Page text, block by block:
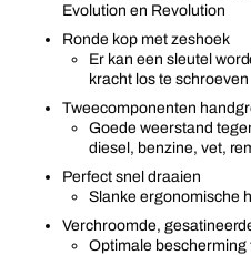
Evolution en Revolution
Ronde kop met zeshoek
Er kan een sleutel
kracht los te schroeven
Tweecomponenten
Goede weerstand
diesel, benzine, vet,
Perfect snel draaien
Slanke ergonomische
Verchroomde,
Optimale bescherming